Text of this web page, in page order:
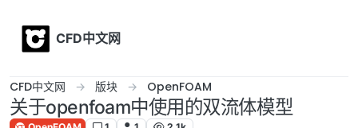
CFD中文网
CFD中文网 版块 OpenFOAM
关于openfoam中使用的双流体模型